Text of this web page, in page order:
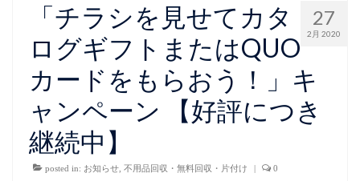
27
2月 2020
「チラシを見せてカタ
ログギフトまたはQUO
カードをもらおう！」キ
ャンペーン 【好評につき
継続中】
posted in: お知らせ 不用品回収・無料回収・片付け | 0